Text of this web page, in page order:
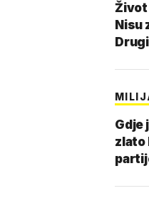
Život
Nisu
Gdje
zlato